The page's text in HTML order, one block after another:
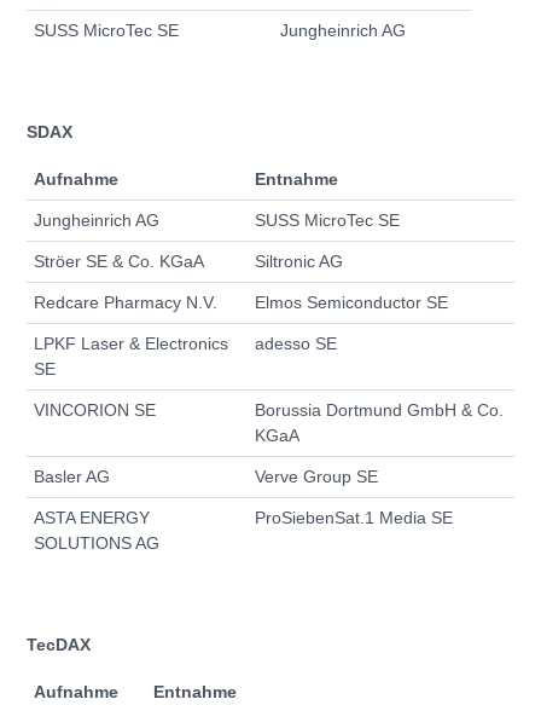
SUSS MicroTec SE Jungheinrich AG
SDAX
Aufnahme Entnahme
Jungheinrich AG SUSS MicroTec SE
Ströer SE & Co. KGaA Siltronic AG
Redcare Pharmacy N.V. Elmos Semiconductor SE
LPKF Laser & Electronics
SE
adesso SE
VINCORION SE
Borussia Dortmund GmbH & Co.
KGaA
Basler AG Verve Group SE
ASTA ENERGY
SOLUTIONS AG
ProSiebenSat.1 Media SE
TecDAX
Aufnahme Entnahme